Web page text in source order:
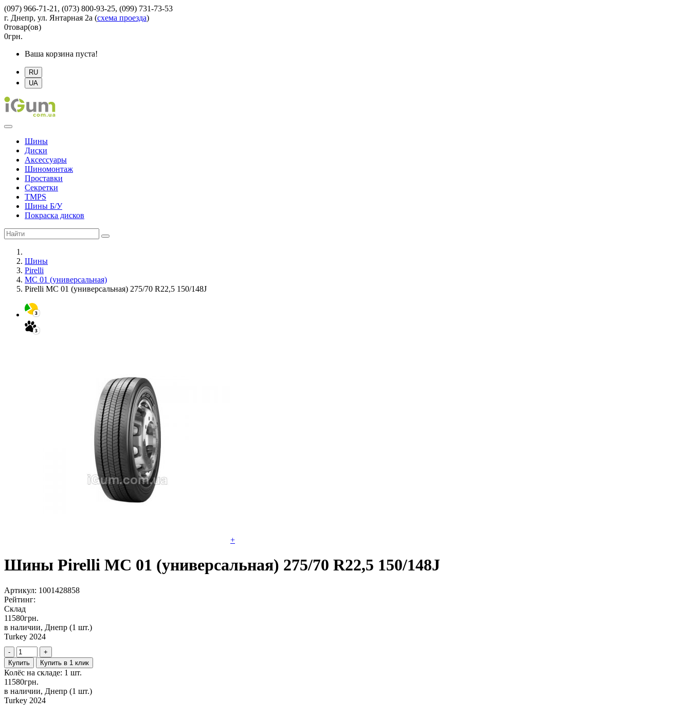
(097) 966-71-21, (073) 800-93-25, (099) 731-73-53
г. Днепр, ул. Янтарная 2а (схема проезда)
0товар(ов)
0грн.
Ваша корзина пуста!
RU
UA
Шины
Диски
Аксессуары
Шиномонтаж
Проставки
Секретки
TMPS
Шины Б/У
Покраска дисков
Шины
Pirelli
MC 01 (универсальная)
Pirelli MC 01 (универсальная) 275/70 R22,5 150/148J
+
Шины Pirelli MC 01 (универсальная) 275/70 R22,5 150/148J
Артикул: 1001428858
Рейтинг:
Склад
11580грн.
в наличии, Днепр (1 шт.)
Turkey 2024
-
+
Купить
Купить в 1 клик
Колёс на складе: 1 шт.
11580грн.
в наличии, Днепр (1 шт.)
Turkey 2024